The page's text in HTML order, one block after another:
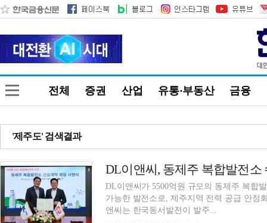
전체 증권 산업 유통·부동산 금융
'제주도' 검색결과
DL이앤씨, 동제주 복합발전
DL이앤씨가 5500억원 규모의 동제주 복합
가능한 발전소로, 제주지역 전력 공급 안정
앤씨는 한국동서발전이 발주...